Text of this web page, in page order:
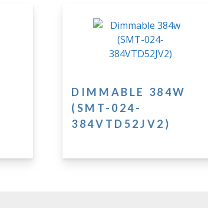
DIMMABLE 384W
(SMT-024-
384VTD52JV2)